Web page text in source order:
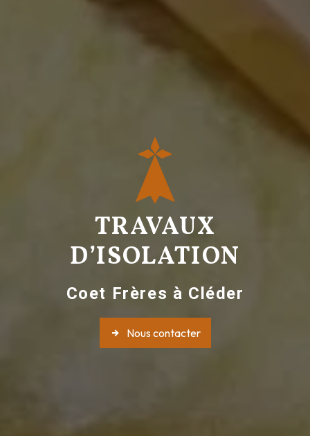
TRAVAUX
D’ISOLATION
Coet Frères à Cléder
Nous contacter